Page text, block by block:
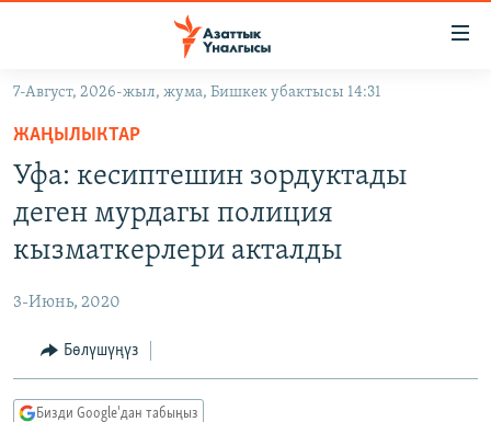
Навигацияга
өтүңүз
Издөөгө
салыңыз
КЫРГЫЗСТАН
КЫРГЫЗСТАН
МАДАНИЯТ
ДҮЙНӨ
ТВ ПРОГРАММАЛАР
БҮГҮН АЗАТТЫКТА
ПОДКАСТ
7-Август, 2026-жыл, жума, Бишкек убактысы 14:31
ЖАҢЫЛЫКТАР
Уфа: кесиптешин зордуктады
деген мурдагы полиция
кызматкерлери акталды
3-Июнь, 2020
Бөлүшүңүз
Бизди Google'дан табыңыз